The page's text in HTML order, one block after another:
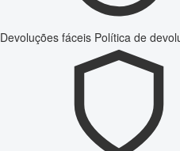
Devoluções fáceis Política de